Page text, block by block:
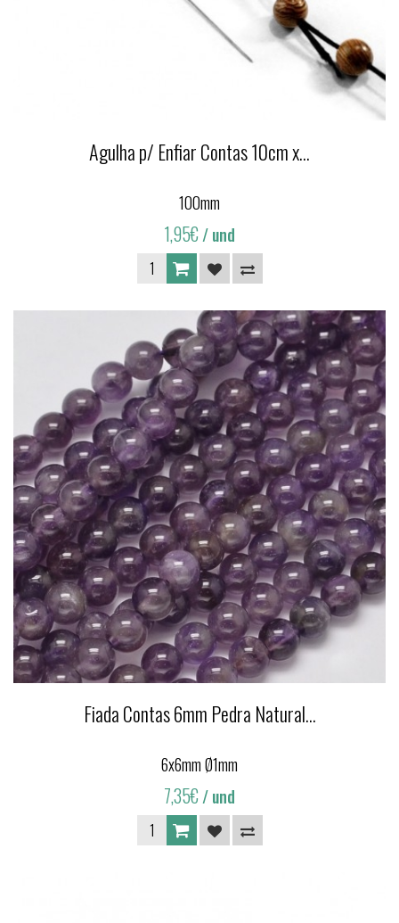
Agulha p/ Enfiar Contas 10cm x...
100mm
1,95€/ und
Fiada Contas 6mm Pedra Natural...
6x6mm Ø1mm
7,35€/ und